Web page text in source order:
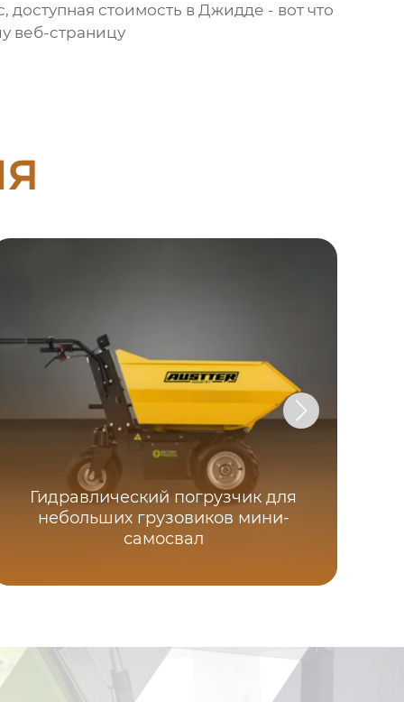
стоимость в Джидде - вот что
веб-страницу
Гидравлический погрузчик для
небольших грузовиков мини-
самосвал